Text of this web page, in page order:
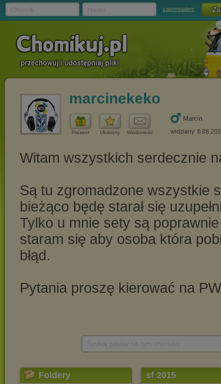
zapomniałem
marcinekeko
Prezent Ulubiony Wiadomość
Marcin
widziany:
Foldery sf 2015